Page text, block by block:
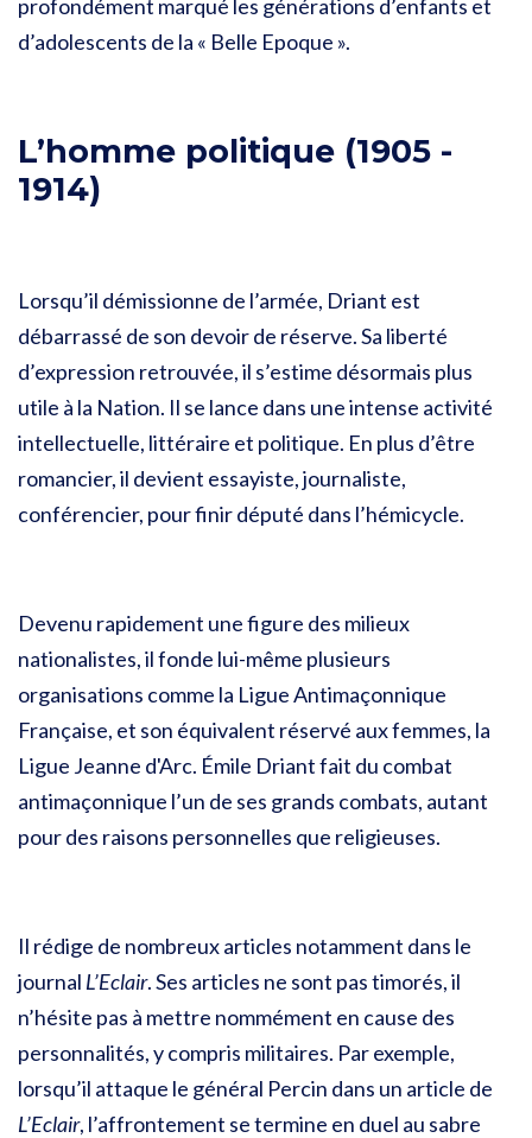
profondément marqué les générations d’enfants et
d’adolescents de la « Belle Epoque ».
L’homme politique (1905 -
1914)
Lorsqu’il démissionne de l’armée, Driant est
débarrassé de son devoir de réserve. Sa liberté
d’expression retrouvée, il s’estime désormais plus
utile à la Nation. Il se lance dans une intense activité
intellectuelle, littéraire et politique. En plus d’être
romancier, il devient essayiste, journaliste,
conférencier, pour finir député dans l’hémicycle.
Devenu rapidement une figure des milieux
nationalistes, il fonde lui-même plusieurs
organisations comme la Ligue Antimaçonnique
Française, et son équivalent réservé aux femmes, la
Ligue Jeanne d'Arc. Émile Driant fait du combat
antimaçonnique l’un de ses grands combats, autant
pour des raisons personnelles que religieuses.
Il rédige de nombreux articles notamment dans le
journal L’Eclair. Ses articles ne sont pas timorés, il
n’hésite pas à mettre nommément en cause des
personnalités, y compris militaires. Par exemple,
lorsqu’il attaque le général Percin dans un article de
L’Eclair, l’affrontement se termine en duel au sabre